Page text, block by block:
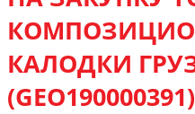
КАЛОДКИ
(GEO190000391)